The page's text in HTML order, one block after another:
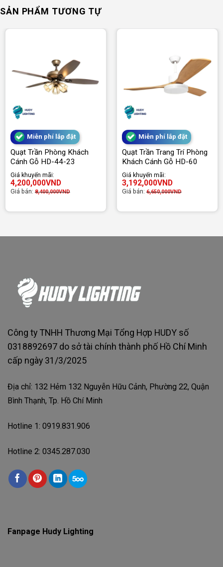
SẢN PHẨM TƯƠNG TỰ
Miễn phí lắp đặt
Quạt Trần Phòng Khách
Cánh Gỗ HD-44-23
Giá khuyến mãi:
4,200,000VND
Giá bán:8,400,000VND
Miễn phí lắp đặt
Quạt Trần Trang Trí Phòng
Khách Cánh Gỗ HD-60
Giá khuyến mãi:
3,192,000VND
Giá bán:6,650,000VND
Công ty TNHH Thương Mại Tổng Hợp HUDY số
0318892697 do sở tài chính thành phố Hồ Chí Minh
cấp ngày 31/3/2025
Địa chỉ: 132 Hẻm 132 Nguyễn Hữu Cảnh, Phường 22, Quận
Bình Thạnh, Tp. Hồ Chí Minh
Hotline 1: 0919.831.906
Hotline 2: 0345.287.030
Fanpage Hudy Lighting